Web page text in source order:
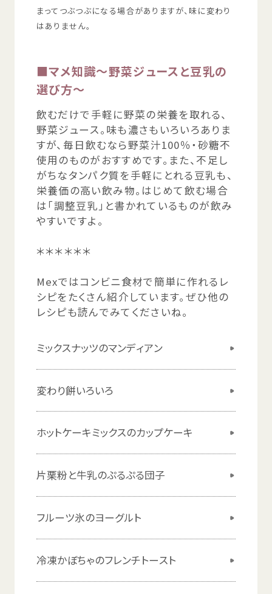
まってつぶつぶになる場合がありますが、味に 変わり
はありません。
■マメ知識～野菜ジュースと豆乳の
選び方～
飲むだけで 手軽に野菜の栄養を取れる、
野菜ジュース。 味も濃さもいろいろありま
すが、 毎日飲むなら野菜汁100％・ 砂糖不
使用 のものがおすすめです。また、不足 し
がちなタンパク質を手軽にとれる豆乳も、
栄養価の高い飲み物。はじめて飲む場合
は「調整豆乳」と書かれているものが飲み
やすいですよ。
＊＊＊＊＊＊
Mexではコンビニ食材で 簡単に作れるレ
シピをたくさん紹介 しています。ぜひ他の
レシピも読んでみてくださいね。
ミックスナッツのマンディアン
変わり餅いろいろ
ホットケーキミックスのカップケーキ
片栗粉と牛乳のぷるぷる団子
フルーツ氷のヨーグルト
冷凍かぼちゃのフレンチトースト